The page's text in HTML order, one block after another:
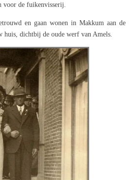
voor de fuikenvisserij.
en gaan wonen in Makkum aan de
huis, dichtbij de oude werf van Amels.